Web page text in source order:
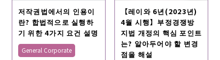
저작권법에서의 인용이
란? 합법적으로 실행하
기 위한 4가지 요건 설명
General Corporate
【레이와 6년(2023년)
4월 시행】부정경쟁방
지법 개정의 핵심 포인트
는? 알아두어야 할 변경
점을 해설